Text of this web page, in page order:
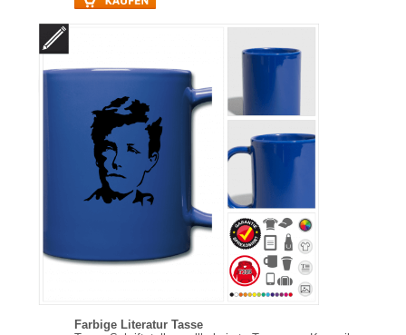
Farbige Literatur Tasse